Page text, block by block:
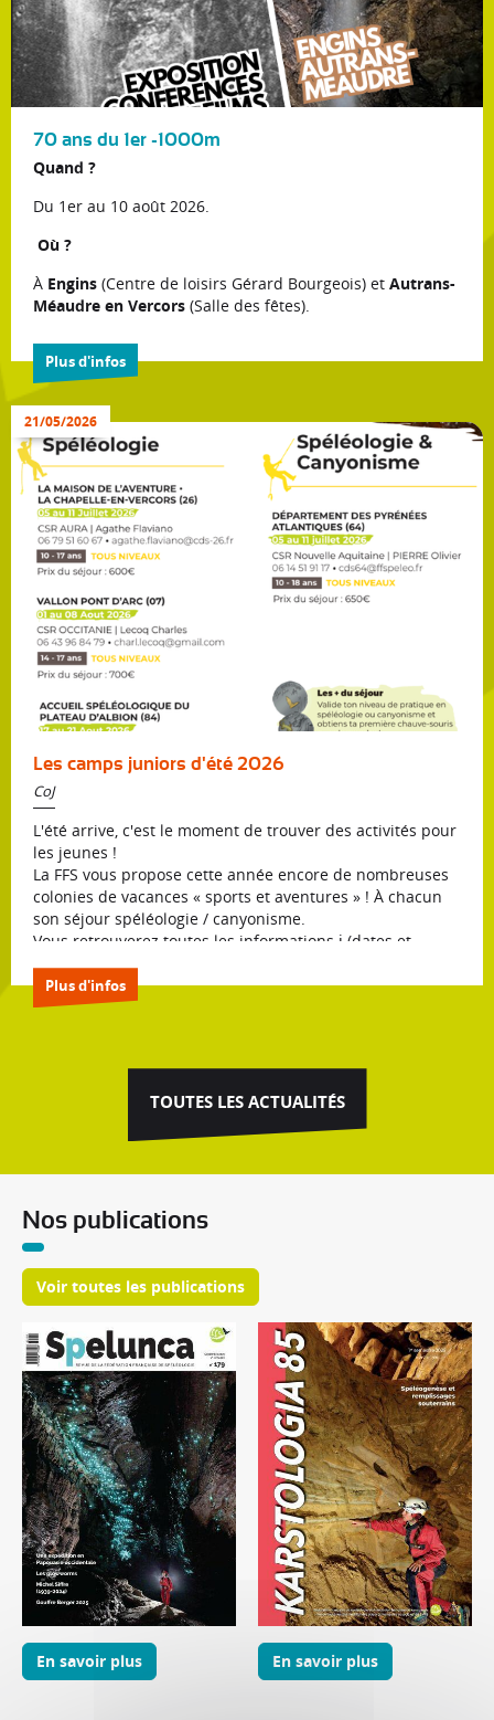
Quand ?
Méaudre en Vercors(Salle des fêtes).
Entrée libre et gratuite.Pour les projections de films,
pensez à vous inscrire dès maintenant :
HelloAsso
Venez nombreux partager ces moments uniques entre
passionnés de l'ombre !
***Pour plus d'informations, consultez le site du
Auvergne-Rhône-Alpes
Plus d'infos
CoJ
L'été arrive, c'est le moment de trouver des activités pour
les jeunes !
La FFS vous propose cette année encore de nombreuses
colonies de vacances « sports et aventures » ! À chacun
son séjour spéléologie / canyonisme.
​Vous retrouverez toutes les informations ℹ️ (dates et
contacts) juste au-dessus !
​Des aides financières sont possibles auprès de vos clubs,
CDS, CSR, CAF, etc.
​N'hésitez pas à prendre contact et à diffuser largement
Plus d'infos
Voir toutes les publications
En savoir plus En savoir plus